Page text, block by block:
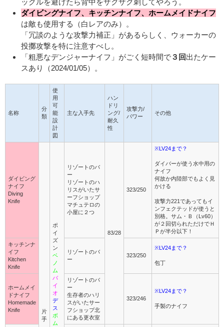
ックルを避けたら背中をザクザク刺してやろう。
ダイビングナイフ、キッチンナイフ、ホームメイドナイフ
は敵も使用する（白レアのみ）。
「冗談のような攻撃力補正」があるらしく、ウォーカーの
投擲攻撃を特に注意すべし。
「粗悪なデンジャーナイフ」がごく短時間で３回出たケー
スあり（2024/01/05）。
名称
分
類
使
用
可
能
設
計
図
主な入手先
ハン
ドリ
ング/
耐久
性
攻撃力/
パワー
その他
ダイビング
ナイフ
Diving
Knife
片
手
ポ
イ
ズ
ン
ベ
ノ
ム
バ
イ
オ
デ
ス
ボ
ム
リゾートのバ
ー
リゾートのハ
リスがいたサ
ーフショップ
マチュテロの
小屋に２つ
83/28
323/250
※LV24まで？
ダイバーが使う水中用の
ナイフ
何故か内陸部でもよく見
かける
攻撃力221であってもイ
ンフェクテッドが使うと
別格。サム・Ｂ（Lv60）
が２回切られただけでＨ
Ｐが半分以下！
キッチンナ
イフ
Kitchen
Knife
リゾートのバ
ー
323/250
※LV24まで？
包丁
ホームメイ
ドナイフ
Homemade
Knife
リゾートのバ
ー
生存者のハリ
スがいたサー
フショップ北
にある更衣室
323/246
※LV24まで？
手製のナイフ